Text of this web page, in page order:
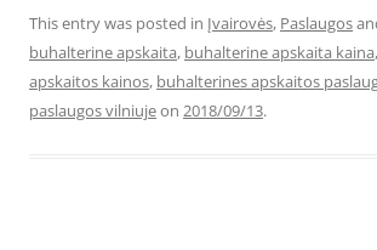
This entry was posted in Įvairovės, Paslaugos
buhalterine apskaita, buhalterine apskaita kaina,
apskaitos kainos, buhalterines apskaitos
paslaugos vilniujeon 2018/09/13.